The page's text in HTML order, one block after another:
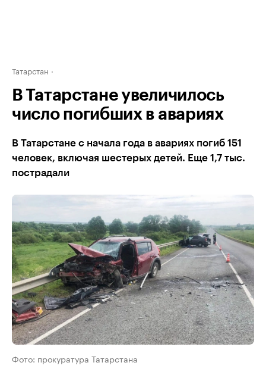
Татарстан
В Татарстане увеличилось
число погибших в авариях
В Татарстане с начала года в авариях погиб 151
человек, включая шестерых детей. Еще 1,7 тыс.
пострадали
Фото: прокуратура Татарстана